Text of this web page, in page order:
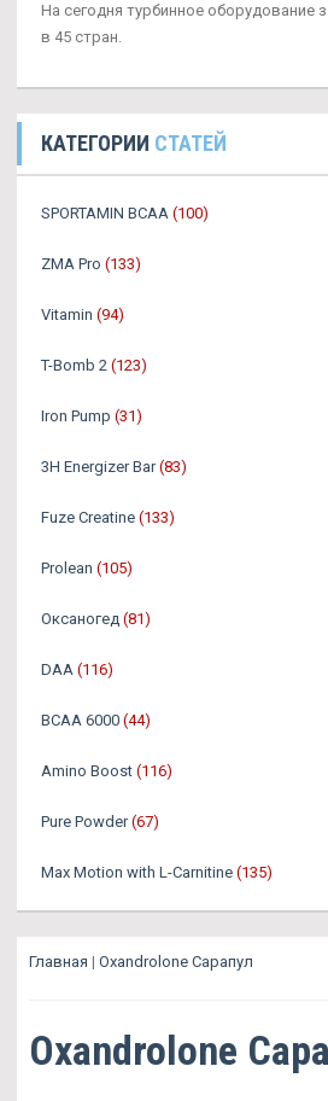
На сегодня турбинное оборудование
в 45 стран.
КАТЕГОРИИ СТАТЕЙ
SPORTAMIN ВСАА (100)
ZMA Pro (133)
Vitamin (94)
T-Bomb 2 (123)
Iron Pump (31)
3H Energizer Bar (83)
Fuze Creatine (133)
Prolean (105)
Оксаногед (81)
DAA (116)
BCAA 6000 (44)
Amino Boost (116)
Pure Powder (67)
Max Motion with L-Carnitine (135)
Главная | Oxandrolone Сарапул
Oxandrolone